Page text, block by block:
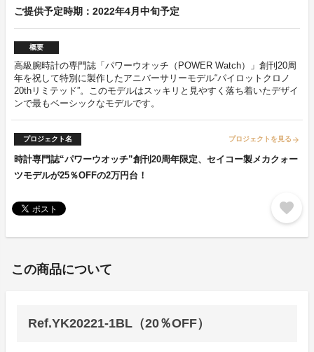
ご提供予定時期：2022年4月中旬予定
概要
高級腕時計の専門誌「パワーウオッチ（POWER Watch）」創刊20周
年を祝して特別に製作したアニバーサリーモデル“パイロットクロノ
20thリミテッド”。このモデルはスッキリと見やすく落ち着いたデザイ
ンで最もベーシックなモデルです。
プロジェクト名 プロジェクトを見る arrow_forward
時計専門誌“パワーウオッチ”創刊20周年限定、セイコー製メカクォー
ツモデルが25％OFFの2万円台！
favorite
この商品について
Ref.YK20221-1BL（20％OFF）